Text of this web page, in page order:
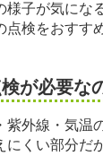
様子が気にな
検をおすす
が必要な
紫外線・気温
にくい部分だ